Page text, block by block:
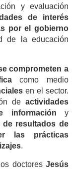
y evaluación
de interés
por el gobierno
de la educación
comprometen a
como medio
en el sector.
de actividades
información y
de resultados de
las prácticas
.
doctores Jesús